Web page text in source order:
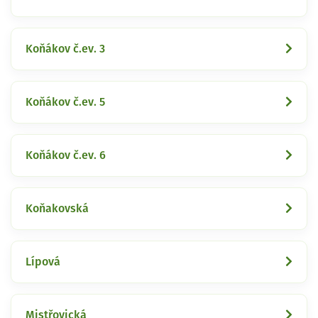
Koňákov č.ev. 3
Koňákov č.ev. 5
Koňákov č.ev. 6
Koňakovská
Lípová
Mistřovická